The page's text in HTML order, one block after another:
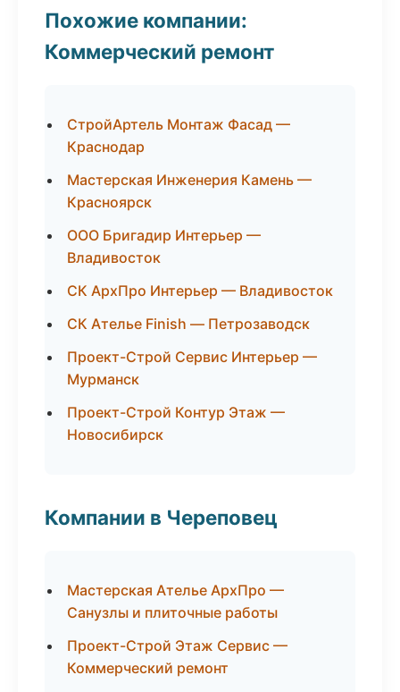
Похожие компании:
Коммерческий ремонт
СтройАртель Монтаж Фасад —
Краснодар
Мастерская Инженерия Камень —
Красноярск
ООО Бригадир Интерьер —
Владивосток
СК АрхПро Интерьер — Владивосток
СК Ателье Finish — Петрозаводск
Проект-Строй Сервис Интерьер —
Мурманск
Проект-Строй Контур Этаж —
Новосибирск
Компании в Череповец
Мастерская Ателье АрхПро —
Санузлы и плиточные работы
Проект-Строй Этаж Сервис —
Коммерческий ремонт